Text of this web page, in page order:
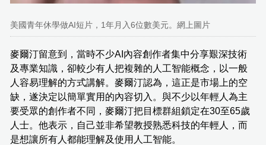
美國青年休學做AI短片，1年月入6位數美元。網上圖片
麥爾汀留意到，當時不少AI內容創作者集中分享艱深技術
及專業知識，卻較少有人把複雜的人工智能概念，以一般
人容易理解的方式講解。麥爾汀認為，這正是市場上的空
缺，遂決定以簡單實用的內容切入。與不少以年輕人為主
要受眾的創作者不同，麥爾汀把目標群組鎖定在30至65歲
人士。他表示，自己並非希望教授熟悉科技的年輕人，而
是想讓所有人都能理解及使用人工智能。